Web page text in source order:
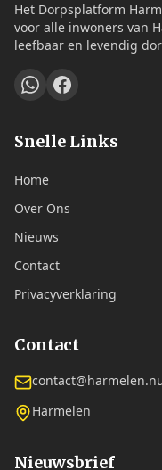
Het Dorpsplatform
voor alle inwoners van
leefbaar en levendig
Snelle Links
Home
Over Ons
Nieuws
Contact
Privacyverklaring
Contact
Harmelen
Nieuwsbrief